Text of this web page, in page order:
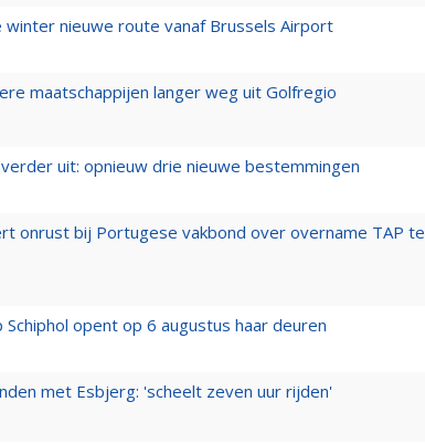
winter nieuwe route vanaf Brussels Airport
maatschappijen langer weg uit Golfregio
uit: opnieuw drie nieuwe bestemmingen
onrust bij Portugese vakbond over overname TAP te
opent op 6 augustus haar deuren
met Esbjerg: 'scheelt zeven uur rijden'